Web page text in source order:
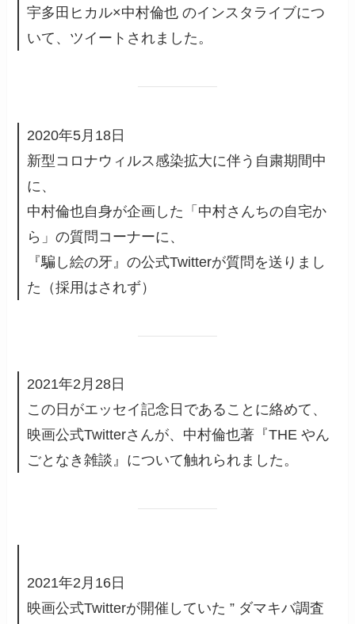
宇多田ヒカル×中村倫也 のインスタライブにつ
いて、ツイートされました。
2020年5月18日
新型コロナウィルス感染拡大に伴う自粛期間中
に、
中村倫也自身が企画した「中村さんちの自宅か
ら」の質問コーナーに、
『騙し絵の牙』の公式Twitterが質問を送りまし
た（採用はされず）
2021年2月28日
この日がエッセイ記念日であることに絡めて、
映画公式Twitterさんが、中村倫也著『THE やん
ごとなき雑談』について触れられました。
2021年2月16日
映画公式Twitterが開催していた ” ダマキバ調査